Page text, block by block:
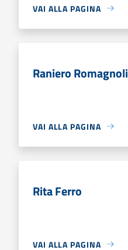
VAI ALLA PAGINA
Raniero Romagnoli
VAI ALLA PAGINA
Rita Ferro
VAI ALLA PAGINA